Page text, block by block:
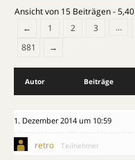
Ansicht von 15 Beiträgen -
←
1 2 3 …
881
→
Autor Beiträge
1. Dezember 2014 um 10:59
retro Teilnehmer